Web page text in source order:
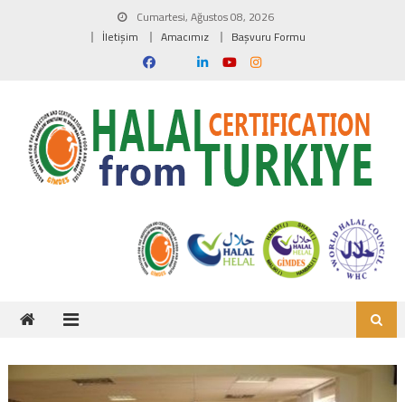
Cumartesi, Ağustos 08, 2026
İletişim
Amacımız Başvuru Formu